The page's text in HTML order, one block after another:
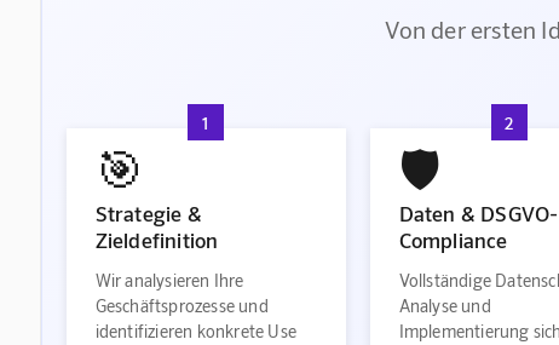
Von der ersten
1
🎯
Strategie &
Zieldefinition
Wir analysieren Ihre
Geschäftsprozesse und
identifizieren konkrete Use
2
🛡️
Daten & DSGVO-
Compliance
Vollständige
Analyse und
Implementierung